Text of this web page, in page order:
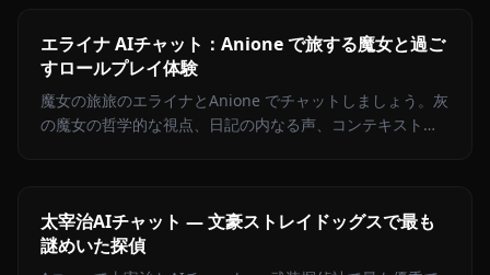
エライナ AIチャット：Anione で旅する魔女と過ご
すロールプレイ体験
魔女の旅旅のエライナとAnione でチャットしましょう。灰
の魔女の哲学的な視点、日記の内なる声、コンテキスト内
太宰治AIチャット — 文豪ストレイドッグスで最も
謎めいた探偵